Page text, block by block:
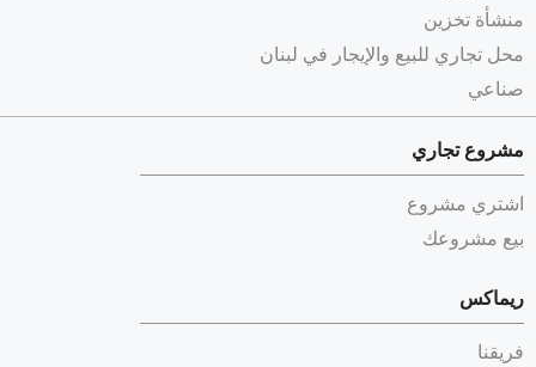
منشأة تخزين
محل تجاري للبيع والإيجار في لبنان
صناعي
مشروع تجاري
اشتري مشروع
بيع مشروعك
ريماكس
فريقنا